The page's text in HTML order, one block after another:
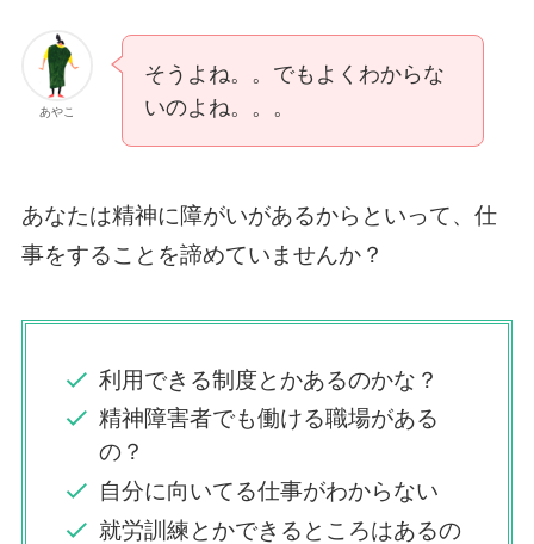
あやこ
そうよね。。でもよくわからな
いのよね。。。
あなたは精神に障がいがあるからといって、仕
事をすることを諦めていませんか？
利用できる制度とかあるのかな？
精神障害者でも働ける職場がある
の？
自分に向いてる仕事がわからない
就労訓練とかできるところはあるの